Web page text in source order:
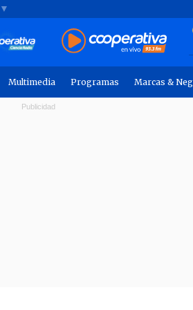
Multimedia Programas Marcas &